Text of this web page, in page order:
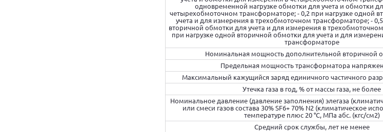
одновременной нагрузке обмотки для учета и обмотки
четырехобмоточном трансформаторе; - 0,2 при нагрузке одной
учета и для измерения в трехобмоточном трансформаторе; -
вторичной обмотки для учета и для измерения в
при нагрузке одной вторичной обмотки для учета и для
трансформаторе
Номинальная мощность дополнительной вторичной
Предельная мощность трансформатора
Максимальный кажущийся заряд единичного частичного
Утечка газа в год, % от массы газа, не более
Номинальное давление (давление заполнения) элегаза
или смеси газов состава 30% SF6+ 70% N2 (климатическое
температуре плюс 20 °С, МПа абс. (кгс/см2)
Средний срок службы, лет не менее